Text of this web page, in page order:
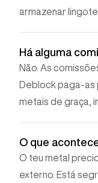
armazenar
Há alguma
Não. As
Deblock paga-as
metais de graça,
O que
O teu metal
externo. Está